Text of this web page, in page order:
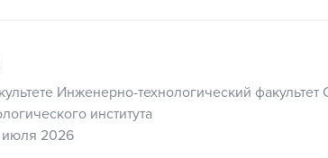
Инженерно-технологический факультет
института
2026